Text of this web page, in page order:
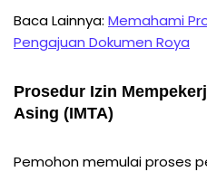
Baca Lainnya: Memahami
Pengajuan Dokumen Roya
Prosedur Izin
Asing (IMTA)
Pemohon memulai proses